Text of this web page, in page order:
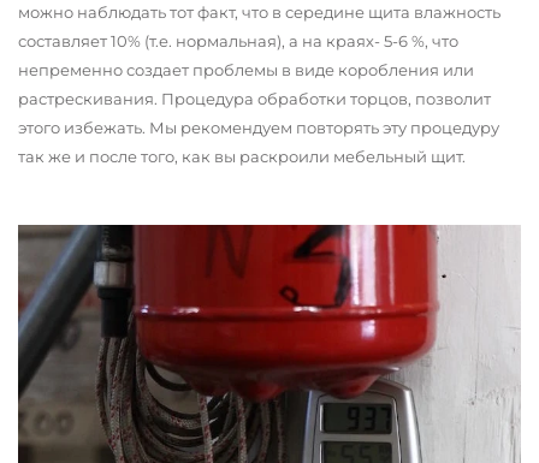
можно наблюдать тот факт, что в середине щита влажность
составляет 10% (т.е. нормальная), а на краях- 5-6 %, что
непременно создает проблемы в виде коробления или
растрескивания. Процедура обработки торцов, позволит
этого избежать. Мы рекомендуем повторять эту процедуру
так же и после того, как вы раскроили мебельный щит.